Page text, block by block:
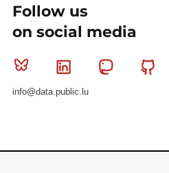
Follow us
on social media
Bluesky Linkedin Mastodon
info@data.public.lu